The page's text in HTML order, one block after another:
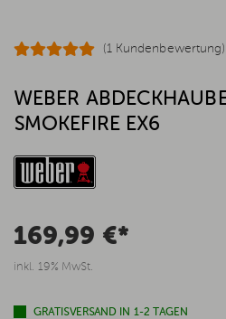
(1 Kundenbewertung)
WEBER
SMOKEFIRE EX6
169,99 €*
inkl. 19% MwSt.
GRATISVERSAND IN 1-2 TAGEN